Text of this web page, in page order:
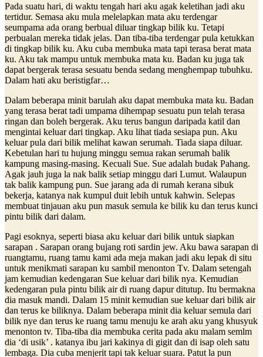
Pada suatu hari, di waktu tengah hari aku agak keletihan jadi aku
tertidur. Semasa aku mula melelapkan mata aku terdengar
seumpama ada orang berbual diluar tingkap bilik ku. Tetapi
perbualan mereka tidak jelas. Dan tiba-tiba terdengar pula ketukkan
di tingkap bilik ku. Aku cuba membuka mata tapi terasa berat mata
ku. Aku tak mampu untuk membuka mata ku. Badan ku juga tak
dapat bergerak terasa sesuatu benda sedang menghempap tubuhku.
Dalam hati aku beristigfar…
Dalam beberapa minit barulah aku dapat membuka mata ku. Badan
yang terasa berat tadi umpama dihempap sesuatu pun telah terasa
ringan dan boleh bergerak. Aku terus bangun daripada katil dan
mengintai keluar dari tingkap. Aku lihat tiada sesiapa pun. Aku
keluar pula dari bilik melihat kawan serumah. Tiada siapa diluar.
Kebetulan hari tu hujung minggu semua rakan serumah balik
kampung masing-masing. Kecuali Sue. Sue adalah budak Pahang.
Agak jauh juga la nak balik setiap minggu dari Lumut. Walaupun
tak balik kampung pun. Sue jarang ada di rumah kerana sibuk
bekerja, katanya nak kumpul duit lebih untuk kahwin. Selepas
membuat tinjauan aku pun masuk semula ke bilik ku dan terus kunci
pintu bilik dari dalam.
Pagi esoknya, seperti biasa aku keluar dari bilik untuk siapkan
sarapan . Sarapan orang bujang roti sardin jew. Aku bawa sarapan di
ruangtamu, ruang tamu kami ada meja makan jadi aku lepak di situ
untuk menikmati sarapan ku sambil menonton Tv. Dalam setengah
jam kemudian kedengaran Sue keluar dari bilik nya. Kemudian
kedengaran pula pintu bilik air di ruang dapur ditutup. Itu bermakna
dia masuk mandi. Dalam 15 minit kemudian sue keluar dari bilik air
dan terus ke biliknya. Dalam beberapa minit dia keluar semula dari
bilik nye dan terus ke ruang tamu menuju ke arah aku yang khusyuk
menonton tv. Tiba-tiba dia membuka cerita pada aku malam semlm
dia ‘di usik’ . katanya ibu jari kakinya di gigit dan di isap oleh satu
lembaga. Dia cuba menjerit tapi tak keluar suara. Patut la pun